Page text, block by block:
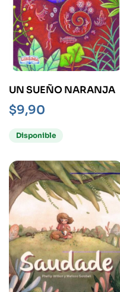
UN SUEÑO NARANJA
$9,90
Disponible